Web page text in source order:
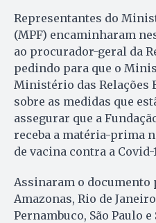
Representantes do
(MPF) encaminharam
ao procurador-geral da
pedindo para que o
Ministério das
sobre as medidas que
assegurar que a
receba a matéria-prima
de vacina contra a Covid-
Assinaram o documento
Amazonas, Rio de
Pernambuco, São Paulo e